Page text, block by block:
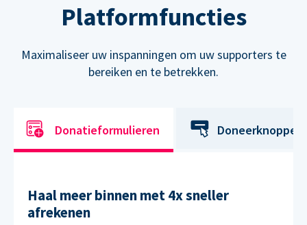
Platformfuncties
Maximaliseer uw inspanningen om uw supporters te
bereiken en te betrekken.
Donatieformulieren Doneerknoppen
Haal meer binnen met 4x sneller
afrekenen